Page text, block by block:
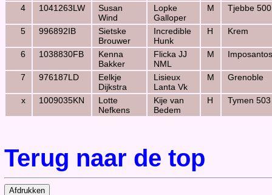
4 1041263LW
Susan
Wind
Lopke
Galloper
M Tjebbe 500
5 996892IB
Sietske
Brouwer
Incredible
Hunk
H Krem
6 1038830FB
Kenna
Bakker
Flicka JJ
NML
M Imposantos
7 976187LD
Eelkje
Dijkstra
Lisieux
Lanta Vk
M Grenoble
x 1009035KN
Lotte
Nefkens
Kije van
Bedem
H Tymen 503
Terug naar de top